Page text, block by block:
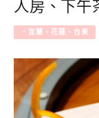
人房、下午
‧宜蘭、花蓮、台東